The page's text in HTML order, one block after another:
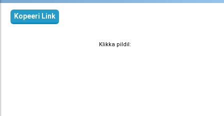
Kopeeri Link